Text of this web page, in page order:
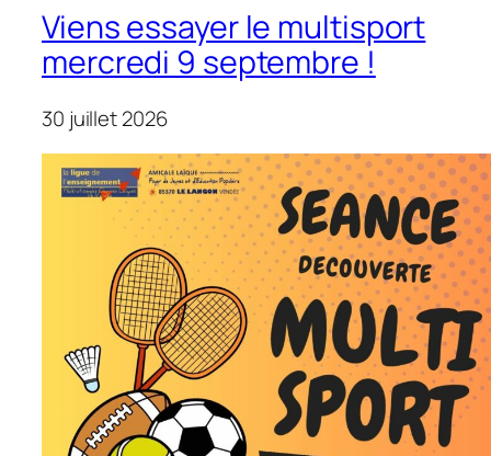
septembre
!
Viens essayer le multisport
mercredi 9 septembre !
30 juillet 2026